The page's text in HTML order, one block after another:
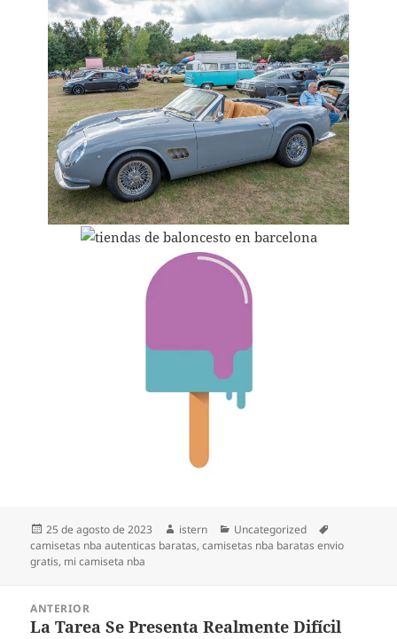
Publicado
el
25 de agosto de 2023 Autor
istern Categorías
Uncategorized
camisetas nba autenticas baratas,camisetas nba baratas envio
gratis, mi camiseta nba
ANTERIOR
Entrada
La Tarea Se Presenta Realmente Difícil